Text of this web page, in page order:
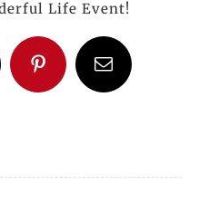
Life Event!
PinterestE-
Mail